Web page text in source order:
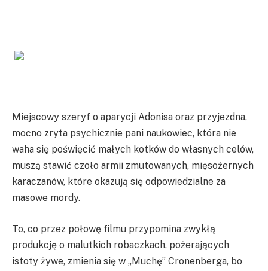
Miejscowy szeryf o aparycji Adonisa oraz przyjezdna,
mocno zryta psychicznie pani naukowiec, która nie
waha się poświęcić małych kotków do własnych celów,
muszą stawić czoło armii zmutowanych, mięsożernych
karaczanów, które okazują się odpowiedzialne za
masowe mordy.
To, co przez połowę filmu przypomina zwykłą
produkcję o malutkich robaczkach, pożerających
istoty żywe, zmienia się w „Muchę” Cronenberga, bo